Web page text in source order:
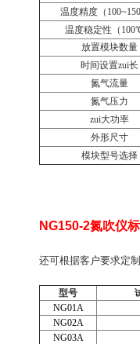
温度精度（
温度稳定性（
放置模块数量
时间设置zui长
氮气流量
氮气压力
zui大功率
外形尺寸
模块型号选择
NG150-2氮吹仪
还可根据客户要求定
型号
NG01A
NG02A
NG03A